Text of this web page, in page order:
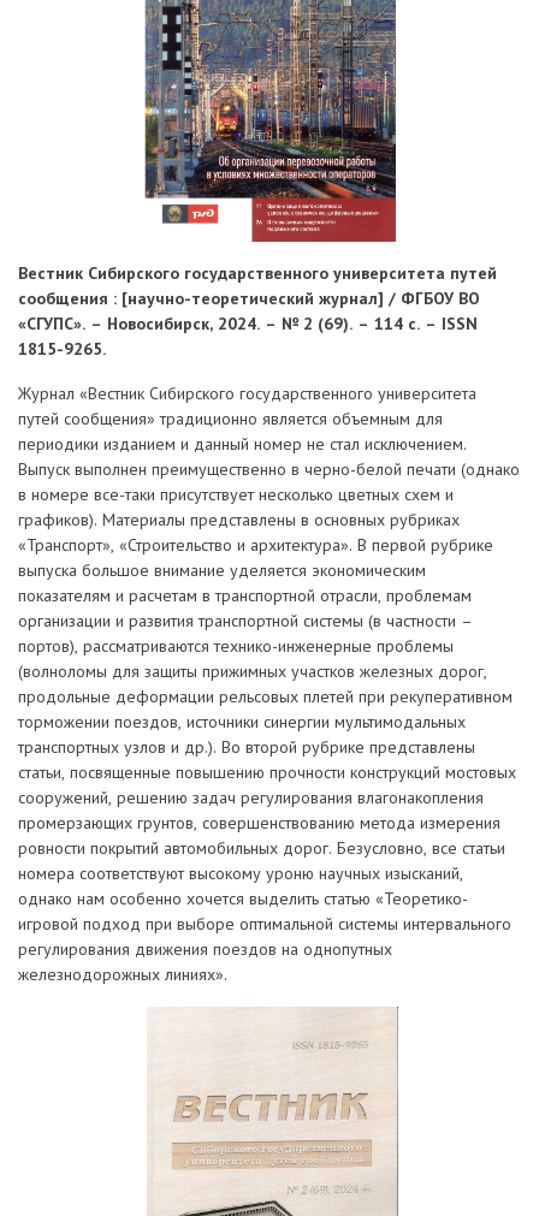
Вестник Сибирского государственного университета путей
сообщения : [научно-теоретический журнал] / ФГБОУ ВО
«СГУПС». – Новосибирск, 2024. – № 2 (69). – 114 с. – ISSN
1815-9265.
Журнал «Вестник Сибирского государственного университета
путей сообщения» традиционно является объемным для
периодики изданием и данный номер не стал исключением.
Выпуск выполнен преимущественно в черно-белой печати (однако
в номере все-таки присутствует несколько цветных схем и
графиков). Материалы представлены в основных рубриках
«Транспорт», «Строительство и архитектура». В первой рубрике
выпуска большое внимание уделяется экономическим
показателям и расчетам в транспортной отрасли, проблемам
организации и развития транспортной системы (в частности –
портов), рассматриваются технико-инженерные проблемы
(волноломы для защиты прижимных участков железных дорог,
продольные деформации рельсовых плетей при рекуперативном
торможении поездов, источники синергии мультимодальных
транспортных узлов и др.). Во второй рубрике представлены
статьи, посвященные повышению прочности конструкций мостовых
сооружений, решению задач регулирования влагонакопления
промерзающих грунтов, совершенствованию метода измерения
ровности покрытий автомобильных дорог. Безусловно, все статьи
номера соответствуют высокому уроню научных изысканий,
однако нам особенно хочется выделить статью «Теоретико-
игровой подход при выборе оптимальной системы интервального
регулирования движения поездов на однопутных
железнодорожных линиях».